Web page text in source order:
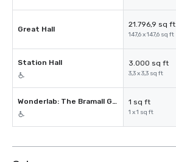
Great Hall
21.796,9 sq ft
147,6 x 147,6 sq ft
Station Hall 3.000 sq ft
3,3 x 3,3 sq ft
Wonderlab: The Bramall Gallery 1 sq ft
1 x 1 sq ft